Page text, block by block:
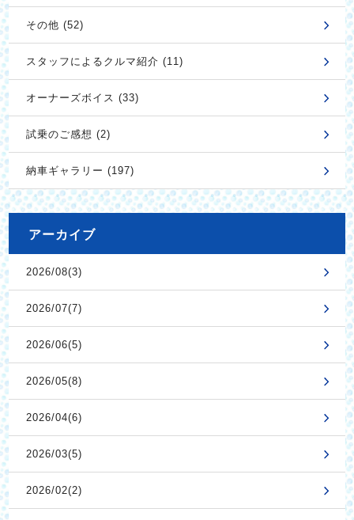
その他 (52)
スタッフによるクルマ紹介 (11)
オーナーズボイス (33)
試乗のご感想 (2)
納車ギャラリー (197)
アーカイブ
2026/08(3)
2026/07(7)
2026/06(5)
2026/05(8)
2026/04(6)
2026/03(5)
2026/02(2)